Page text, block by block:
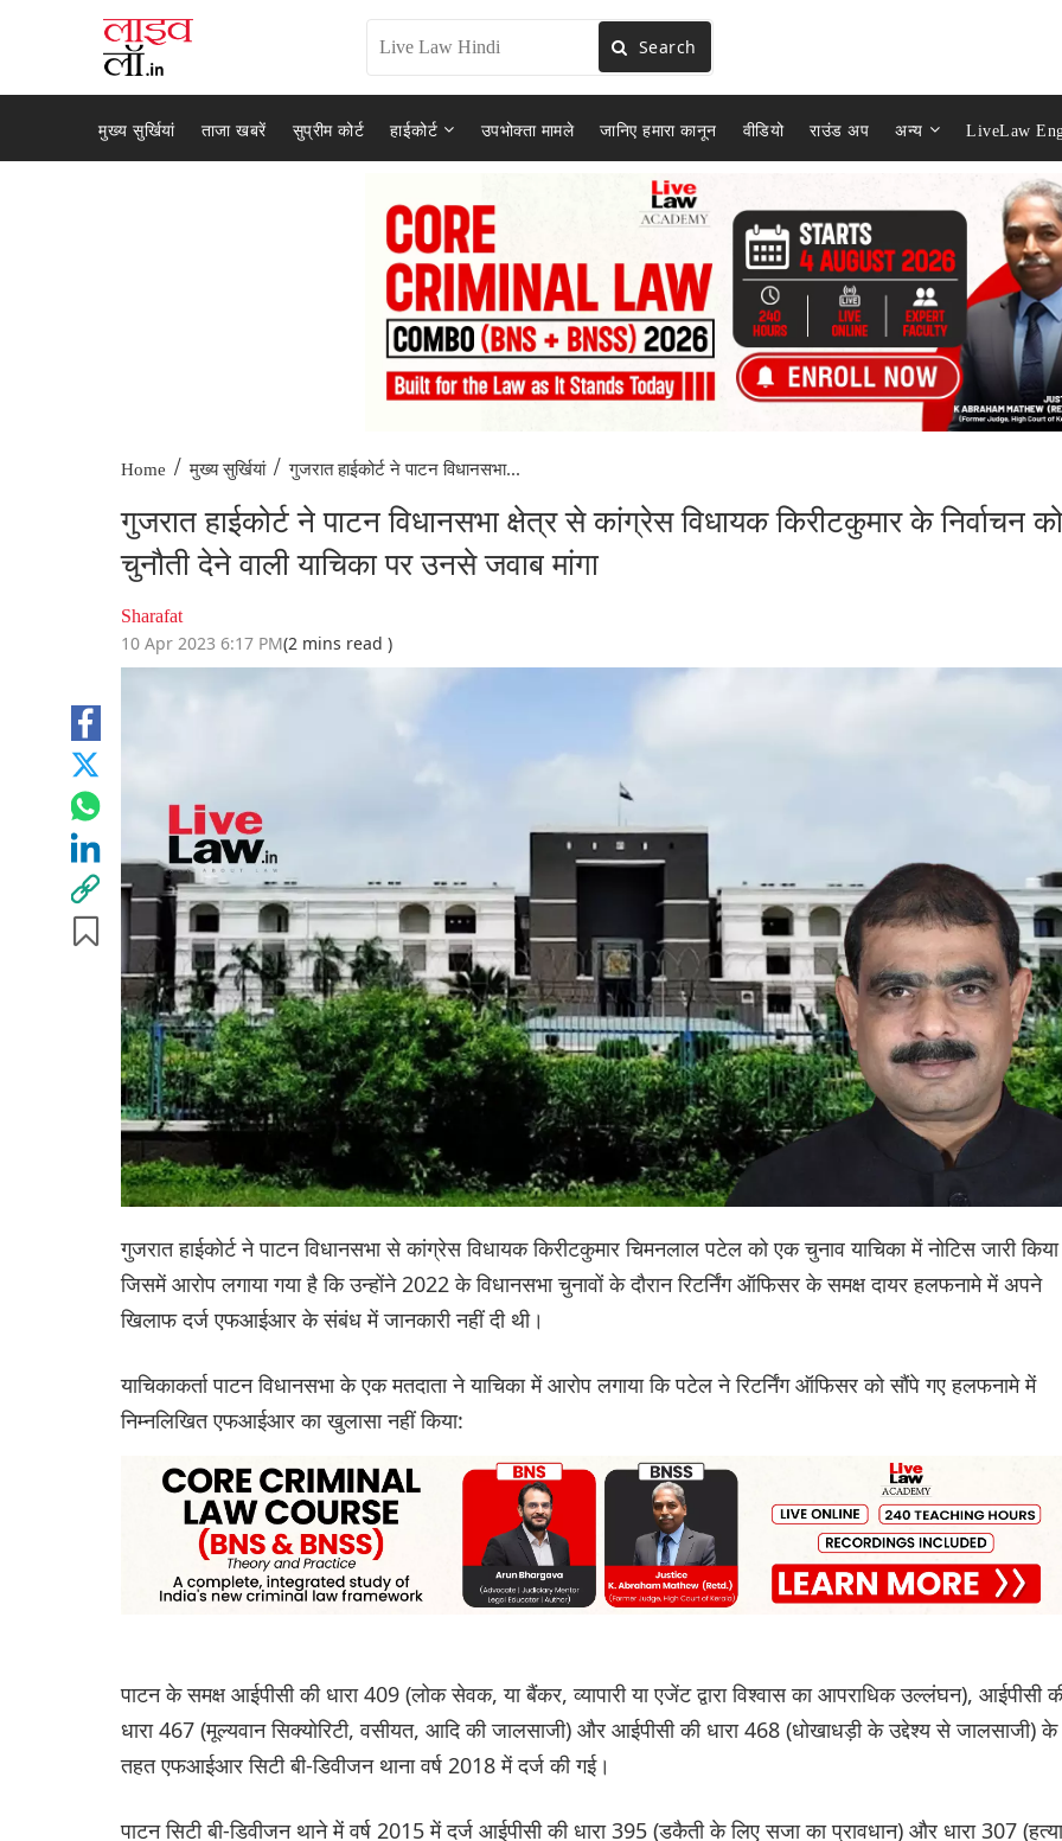
Search
मुख्य सुर्खियां ताजा खबरें सुप्रीम कोर्ट हाईकोर्ट उपभोक्ता मामले जानिए हमारा कानून वीडियो राउंड अप अन्य LiveLaw
Home / मुख्य सुर्खियां / गुजरात हाईकोर्ट ने पाटन विधानसभा...
गुजरात हाईकोर्ट ने पाटन विधानसभा क्षेत्र से कांग्रेस विधायक किरीटकुमार के निर्वाचन को
चुनौती देने वाली याचिका पर उनसे जवाब मांगा
Sharafat
10 Apr 2023 6:17 PM(2 mins read )
गुजरात हाईकोर्ट ने पाटन विधानसभा से कांग्रेस विधायक किरीटकुमार चिमनलाल पटेल को एक चुनाव याचिका में नोटिस जारी किया
जिसमें आरोप लगाया गया है कि उन्होंने 2022 के विधानसभा चुनावों के दौरान रिटर्निंग ऑफिसर के समक्ष दायर हलफनामे में अपने
खिलाफ दर्ज एफआईआर के संबंध में जानकारी नहीं दी थी।
याचिकाकर्ता पाटन विधानसभा के एक मतदाता ने याचिका में आरोप लगाया कि पटेल ने रिटर्निंग ऑफिसर को सौंपे गए हलफनामे में
निम्नलिखित एफआईआर का खुलासा नहीं किया:
पाटन के समक्ष आईपीसी की धारा 409 (लोक सेवक, या बैंकर, व्यापारी या एजेंट द्वारा विश्वास का आपराधिक उल्लंघन), आईपीसी
धारा 467 (मूल्यवान सिक्योरिटी, वसीयत, आदि की जालसाजी) और आईपीसी की धारा 468 (धोखाधड़ी के उद्देश्य से जालसाजी) के
तहत एफआईआर सिटी बी-डिवीजन थाना वर्ष 2018 में दर्ज की गई।
पाटन सिटी बी-डिवीजन थाने में वर्ष 2015 में दर्ज आईपीसी की धारा 395 (डकैती के लिए सजा का प्रावधान) और धारा 307 (हत्या